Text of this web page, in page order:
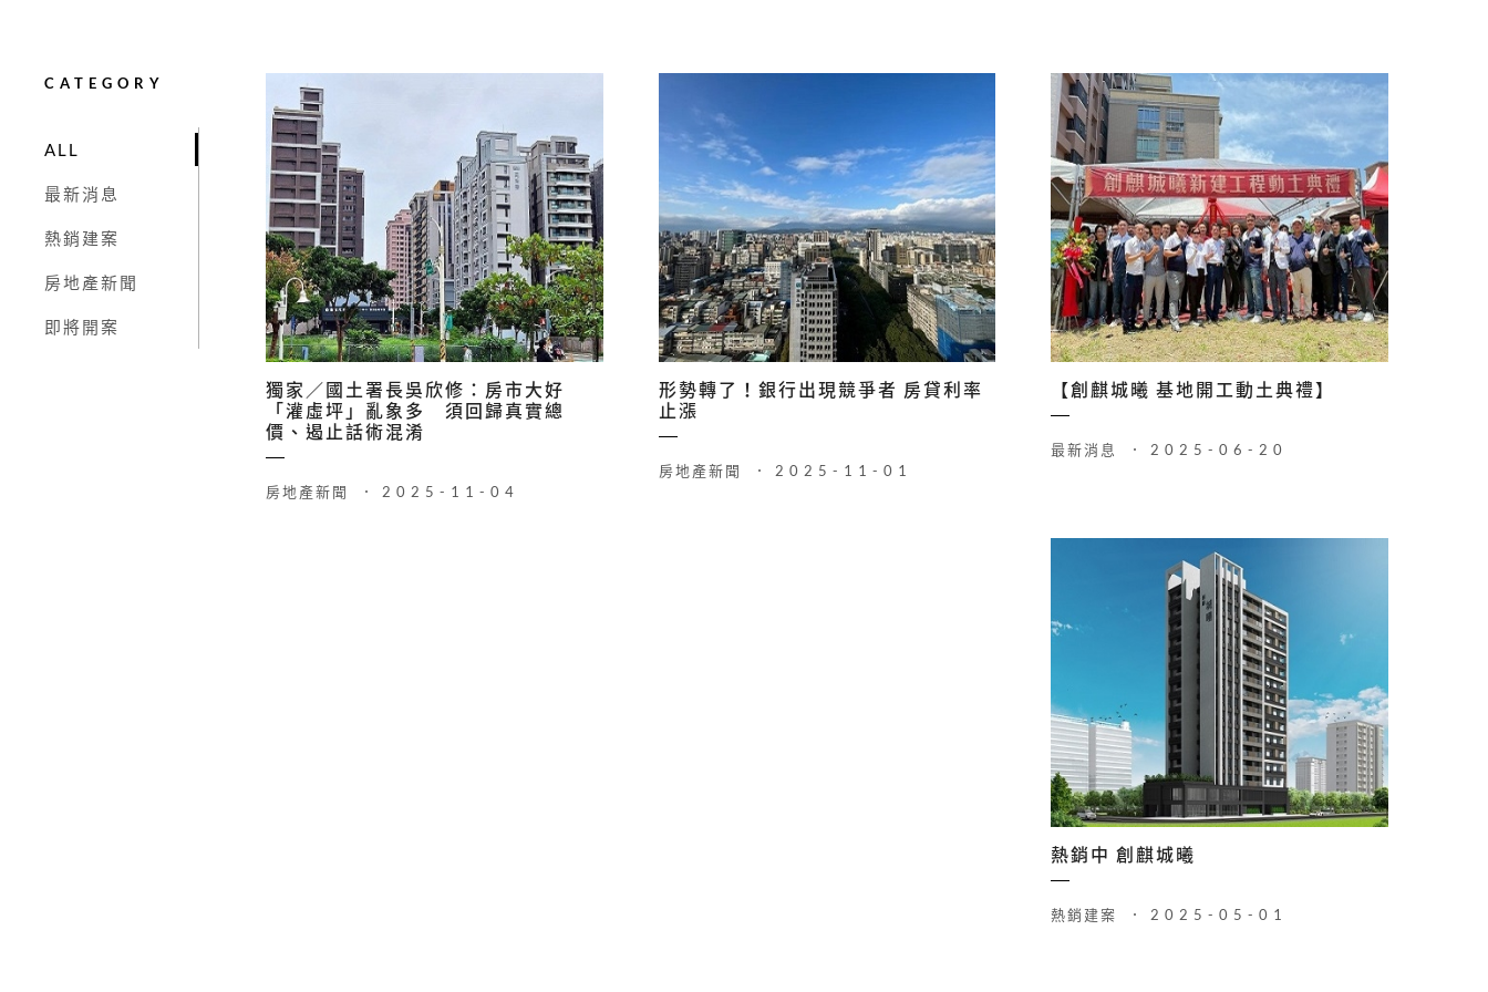
CATEGORY
ALL
最新消息
熱銷建案
房地產新聞
即將開案
獨家／國土署長吳欣修：房市大好
「灌虛坪」亂象多 須回歸真實總
價、遏止話術混淆
房地產新聞 2025-11-04
形勢轉了！銀行出現競爭者 房貸利率
止漲
房地產新聞 2025-11-01
【創麒城曦 基地開工動土典禮】
最新消息 2025-06-20
熱銷中 創麒城曦
熱銷建案 2025-05-01